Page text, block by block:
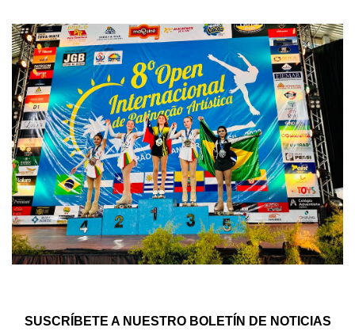
SUSCRÍBETE A NUESTRO BOLETÍN DE NOTICIAS